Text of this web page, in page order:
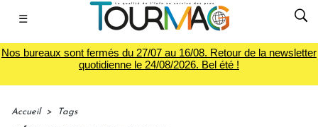
☰
Nos bureaux sont fermés du 27/07 au 16/08. Retour de la newsletter
quotidienne le 24/08/2026. Bel été !
Accueil > Tags